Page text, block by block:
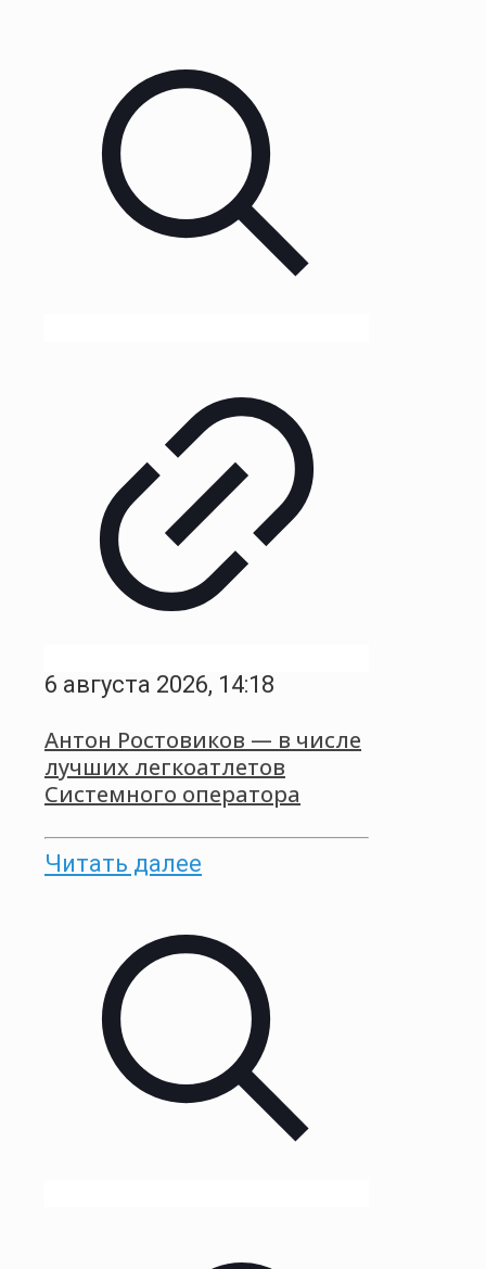
6 августа 2026, 14:18
Антон Ростовиков — в числе
лучших легкоатлетов
Системного оператора
Читать далее